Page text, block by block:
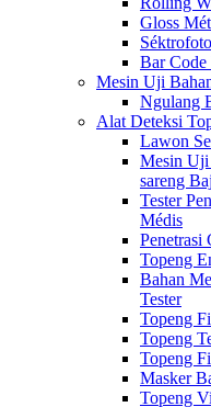
Gloss
Bar
Mesin Uji
Ngulang
Alat Deteksi
Lawon
Mesin Uji
sareng
Tester
Médis
Penetrasi
Topeng
Bahan
Tester
Topeng
Topeng
Topeng
Masker
Topeng